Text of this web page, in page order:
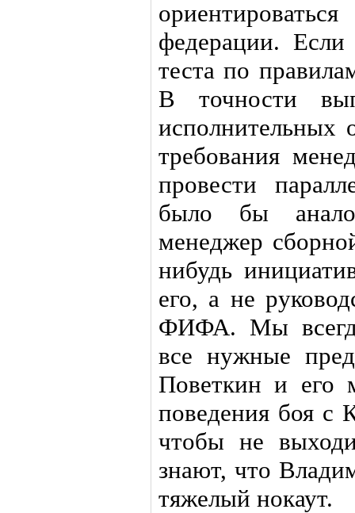
федерации.
теста по
В точности
требования
провести
было бы
менеджер
нибудь
его, а не
ФИФА. Мы
все нужные
Поветкин и его
поведения боя с
чтобы не
знают, что
тяжелый нокаут.